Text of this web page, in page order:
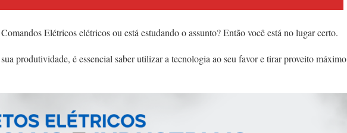
Elétricos elétricos ou está estudando o assunto? Então você está no lugar certo.
produtividade, é essencial saber utilizar a tecnologia ao seu favor e tirar proveito máximo